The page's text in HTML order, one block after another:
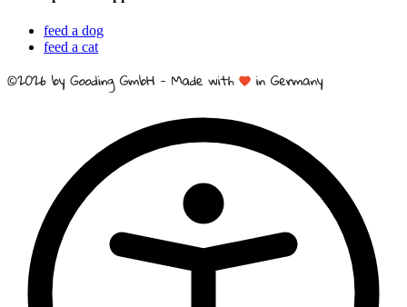
feed a dog
feed a cat